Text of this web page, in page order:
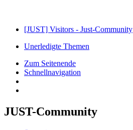
[JUST] Visitors - Just-Community
Unerledigte Themen
Zum Seitenende
Schnellnavigation
JUST-Community